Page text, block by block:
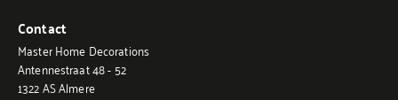
Contact
Master Home Decorations
Antennestraat 48 - 52
1322 AS Almere